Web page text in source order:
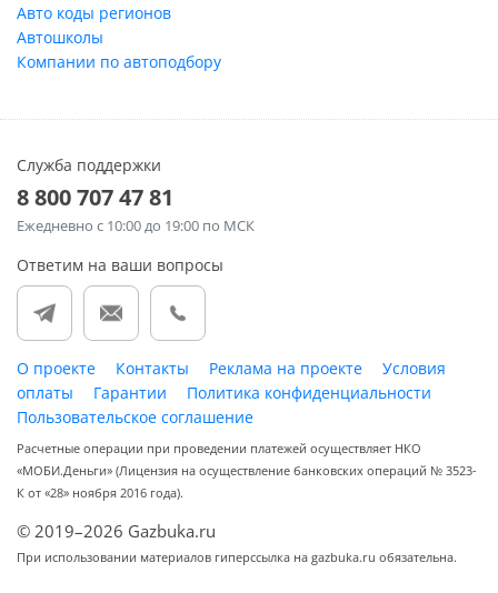
Авто коды регионов
Автошколы
Компании по автоподбору
Служба поддержки
8 800 707 47 81
Ежедневно с 10:00 до 19:00 по МСК
Ответим на ваши вопросы
О проекте Контакты Реклама на проекте
Условия
оплаты
Гарантии
Политика конфиденциальности
Пользовательское соглашение
Расчетные операции при проведении платежей осуществляет НКО
«МОБИ.Деньги» (Лицензия на осуществление банковских операций № 3523-
К от «28» ноября 2016 года).
© 2019–2026 Gazbuka.ru
При использовании материалов гиперссылка на gazbuka.ru обязательна.